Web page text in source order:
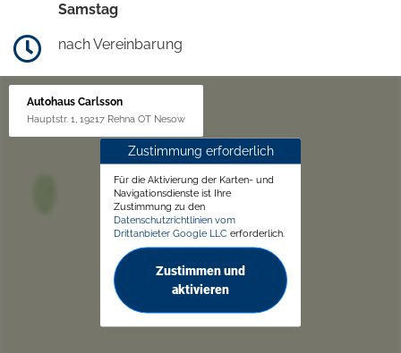
Samstag
nach Vereinbarung
Autohaus Carlsson
Hauptstr. 1, 19217 Rehna OT Nesow
Zustimmung erforderlich
Für die Aktivierung der Karten- und
Navigationsdienste ist Ihre
Zustimmung zu den
Datenschutzrichtlinien vom
Drittanbieter Google LLC erforderlich.
Zustimmen und
aktivieren